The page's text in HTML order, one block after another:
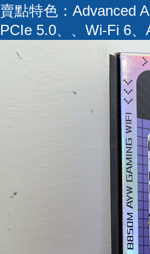
賣點特色：Advanced
PCIe 5.0、、Wi-Fi 6